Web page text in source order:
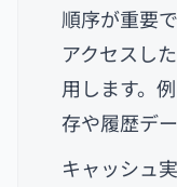
順序が重要
アクセスし
用します。
存や履歴デ
キャッシュ